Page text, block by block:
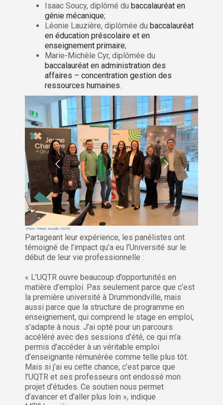
Isaac Soucy, diplômé du baccalauréat en
génie mécanique;
Léonie Lauzière, diplômée du baccalauréat
en éducation préscolaire et en
enseignement primaire;
Marie-Michèle Cyr, diplômée du
baccalauréat en administration des
affaires – concentration gestion des
ressources humaines
(Photo: Thibault Jousselin, UQTR)
Partageant leur expérience, les panélistes ont
témoigné de l’impact qu’a eu l’Université sur le
début de leur vie professionnelle :
« L’UQTR ouvre beaucoup d’opportunités en
matière d’emploi. Pas seulement parce que c’est
la première université à Drummondville, mais
aussi parce que la structure de programme en
enseignement, qui comprend le stage en emploi,
s’adapte à nous. J’ai opté pour un parcours
accéléré avec des sessions d’été, ce qui m’a
permis d’accéder à un véritable emploi
d’enseignante rémunérée comme telle plus tôt.
Mais si j’ai eu cette chance, c’est parce que
l’UQTR et ses professeurs ont endossé mon
projet d’études. Ce soutien nous permet
d’avancer et d’aller plus loin », indique